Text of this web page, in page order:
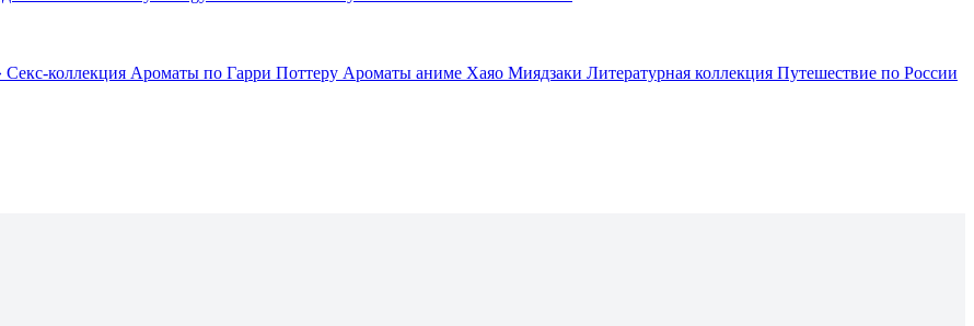
Секс-коллекция Ароматы по Гарри Поттеру Ароматы аниме Хаяо Миядзаки Литературная коллекция Путешествие по России